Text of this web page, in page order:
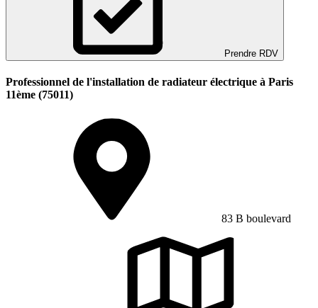
Prendre RDV
Professionnel de l'installation de radiateur électrique à Paris
11ème (75011)
83 B boulevard